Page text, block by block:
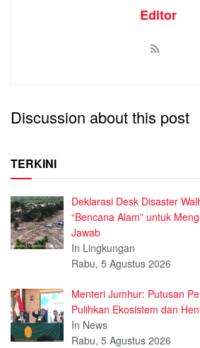
Editor
Discussion about this post
TERKINI
Deklarasi Desk Disaster
“Bencana Alam” untuk
Jawab
In Lingkungan
Rabu, 5 Agustus 2026
Menteri Jumhur: Putusan
Pulihkan Ekosistem dan
In News
Rabu, 5 Agustus 2026